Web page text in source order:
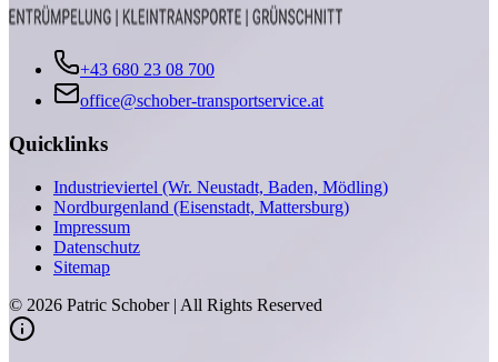
+43 680 23 08 700
office@schober-transportservice.at
Quicklinks
Industrieviertel (Wr. Neustadt, Baden, Mödling)
Nordburgenland (Eisenstadt, Mattersburg)
Impressum
Datenschutz
Sitemap
© 2026 Patric Schober | All Rights Reserved